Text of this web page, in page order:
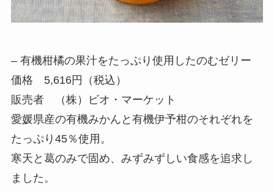
– 有機柑橘の果汁をたっぷり使用したのむゼリー
価格 5,616円（税込）
販売者 （株）ビオ・マーケット
愛媛県産の有機みかんと有機伊予柑のそれぞれを
たっぷり45％使用。
寒天と葛のみで固め、みずみずしい食感を追求し
ました。